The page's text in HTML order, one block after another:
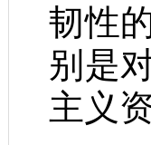
韧性
别是
主义